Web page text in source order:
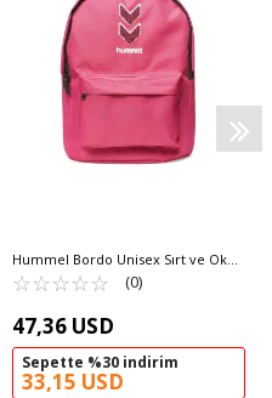
Hummel Bordo Unisex Sırt ve Okul
Çantası Hml Tıago 980368
☆☆☆☆☆
★★★★★ (0)
47,36 USD
Sepette %30 indirim
33,15 USD